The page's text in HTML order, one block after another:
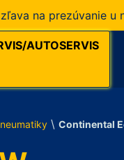
na prezúvanie u nás
AUTOSERVIS
\ Continental